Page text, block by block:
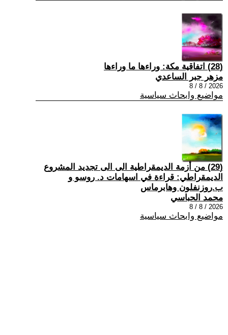
(28) اتفاقية مكة: وراءها ما وراءها
مزهر جبر الساعدي
2026 / 8 / 8
مواضيع وابحاث سياسية
(29) من أزمة الديمقراطية الى الى تجديد المشروع
الديمقراطي: قراءة في اسهامات د. روسو و
ب.روزنفلون وهابرماس
محمد الحباسي
2026 / 8 / 8
مواضيع وابحاث سياسية